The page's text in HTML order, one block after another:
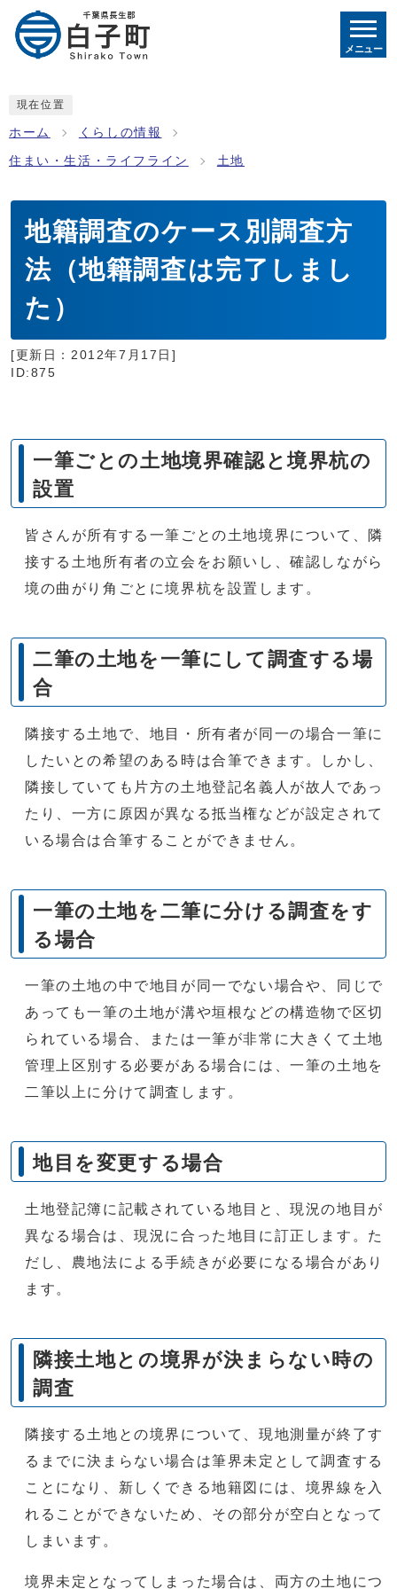
メニュー
現在位置
ホーム くらしの情報
住まい・生活・ライフライン 土地
地籍調査のケース別調査方
法（地籍調査は完了しまし
た）
[更新日： 2012年7月17日 ]
ID:875
一筆ごとの土地境界確認と境界杭の
設置
皆さんが所有する一筆ごとの土地境界について、隣
接する土地所有者の立会をお願いし、確認しながら
境の曲がり角ごとに境界杭を設置します。
二筆の土地を一筆にして調査する場
合
隣接する土地で、地目・所有者が同一の場合一筆に
したいとの希望のある時は合筆できます。しかし、
隣接していても片方の土地登記名義人が故人であっ
たり、一方に原因が異なる抵当権などが設定されて
いる場合は合筆することができません。
一筆の土地を二筆に分ける調査をす
る場合
一筆の土地の中で地目が同一でない場合や、同じで
あっても一筆の土地が溝や垣根などの構造物で区切
られている場合、または一筆が非常に大きくて土地
管理上区別する必要がある場合には、一筆の土地を
二筆以上に分けて調査します。
地目を変更する場合
土地登記簿に記載されている地目と、現況の地目が
異なる場合は、現況に合った地目に訂正します。た
だし、農地法による手続きが必要になる場合があり
ます。
隣接土地との境界が決まらない時の
調査
隣接する土地との境界について、現地測量が終了す
るまでに決まらない場合は筆界未定として調査する
ことになり、新しくできる地籍図には、境界線を入
れることができないため、その部分が空白となって
しまいます。
境界未定となってしまった場合は、両方の土地につ